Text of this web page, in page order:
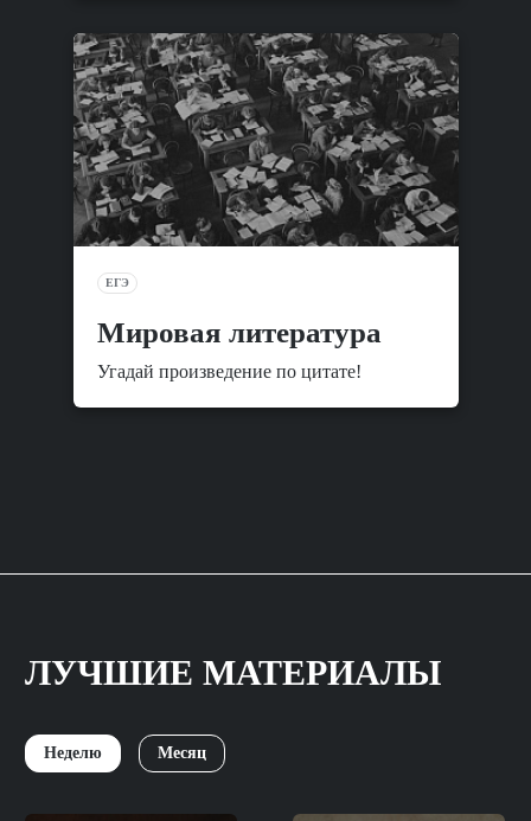
ЕГЭ
Мировая литература
Угадай произведение по цитате!
ЛУЧШИЕ МАТЕРИАЛЫ
Неделю Месяц